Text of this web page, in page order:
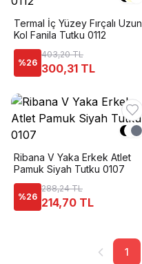
Termal İç Yüzey Fırçalı Uzun
Kol Fanila Tutku 0112
%26
403,20 TL
300,31 TL
Ribana V Yaka Erkek Atlet
Pamuk Siyah Tutku 0107
%26
288,24 TL
214,70 TL
1